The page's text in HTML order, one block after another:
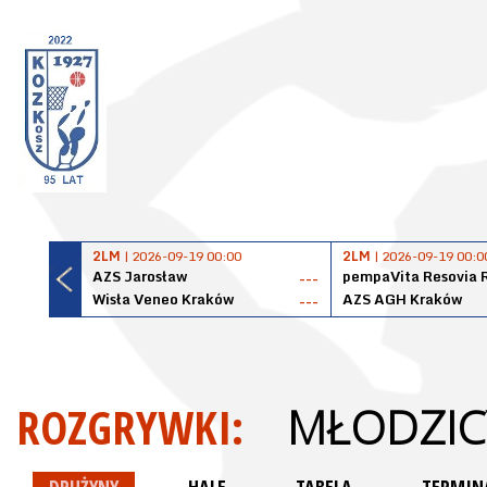
2LM | 2026-09-19 00:00
AZS Jarosław
---
Wisła Veneo Kraków
---
2LM | 2026-09-19
pempaVita Resovia
AZS AGH Kraków
ROZGRYWKI: